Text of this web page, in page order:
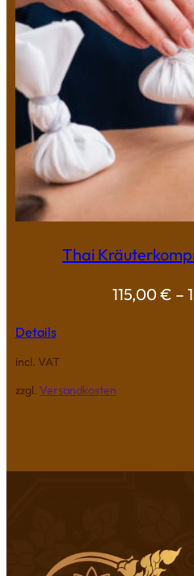
Thai
115,00€ –
Details
incl. VAT
zzgl. Versandkosten